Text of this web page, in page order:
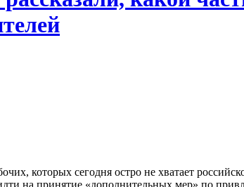
которых сегодня остро не хватает
на принятие «дополнительных мер» по